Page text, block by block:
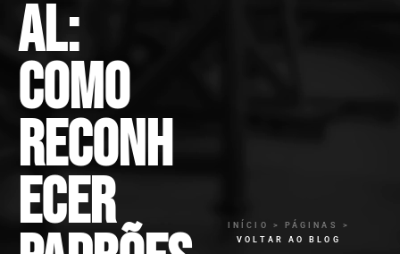
al:
como
reconh
ecer
INÍCIO > PÁGINAS >
VOLTAR AO BLOG